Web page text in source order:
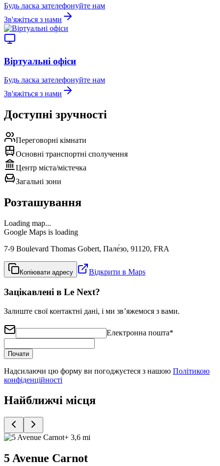
Будь ласка зателефонуйте нам
Зв'яжіться з нами
Віртуальні офіси
Будь ласка зателефонуйте нам
Зв'яжіться з нами
Доступні зручності
Переговорні кімнати
Основні транспортні сполучення
Центр міста/містечка
Загальні зони
Розташування
Loading map...
Google Maps is loading
7-9 Boulevard Thomas Gobert, Пале́зо, 91120, FRA
Копіювати адресу Відкрити в Maps
Зацікавлені в Le Next?
Залиште свої контактні дані, і ми зв’яжемося з вами.
Електронна пошта*
Почати
Надсилаючи цю форму ви погоджуєтеся з нашою Політикою
конфіденційності
Найближчі місця
+ 3,6 mi
5 Avenue Carnot